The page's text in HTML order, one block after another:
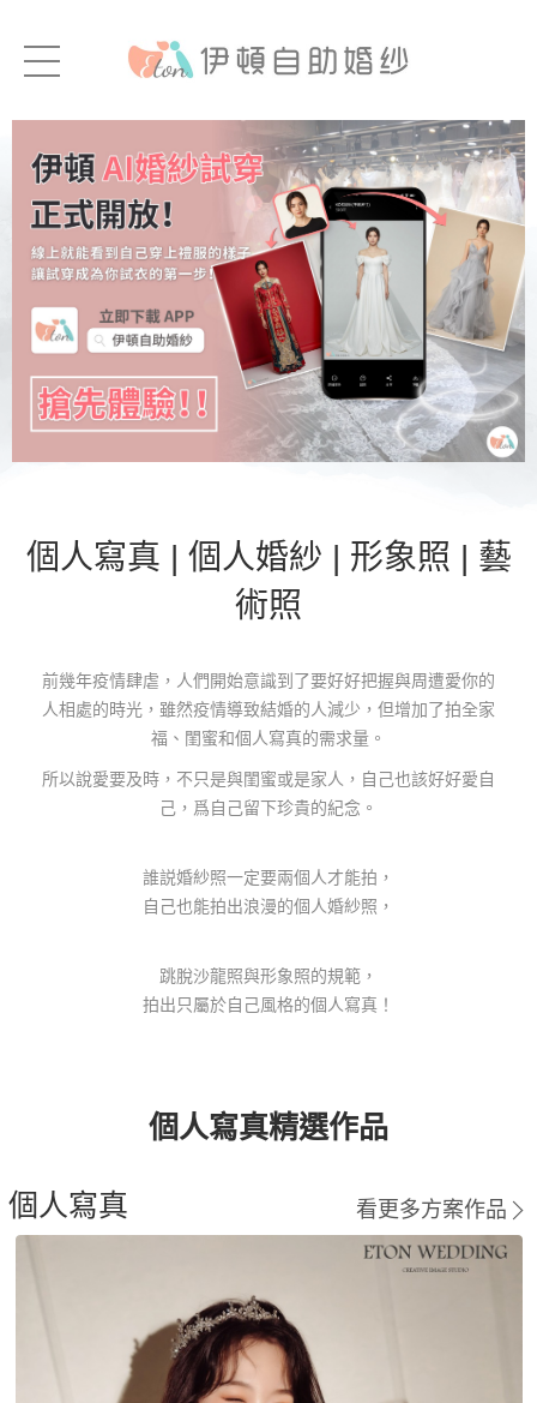
個人寫真 | 個人婚紗 | 形象照 | 藝
術照
前幾年疫情肆虐，人們開始意識到了要好好把握與周遭愛你的
人相處的時光，雖然疫情導致結婚的人減少，但增加了拍全家
福、閨蜜和個人寫真的需求量。
所以說愛要及時，不只是與閨蜜或是家人，自己也該好好愛自
己，爲自己留下珍貴的紀念。
誰説婚紗照一定要兩個人才能拍，
自己也能拍出浪漫的個人婚紗照，
跳脫沙龍照與形象照的規範，
拍出只屬於自己風格的個人寫真！
個人寫真精選作品
個人寫真 看更多方案作品